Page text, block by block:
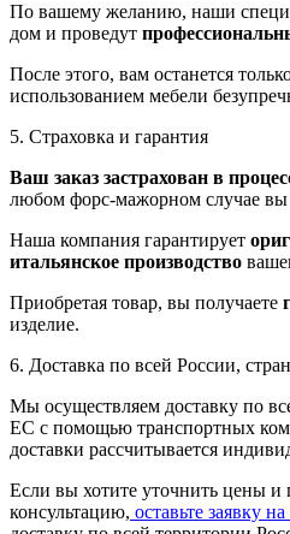
По вашему желанию, наши
дом и проведут
После этого, вам останется
использованием мебели
5. Страховка и гарантия
Ваш заказ застрахован в
любом форс-мажорном случае вы
Наша компания гарантирует
итальянское производство
Приобретая товар, вы получаете
изделие.
6. Доставка по всей России,
Мы осуществляем доставку по
ЕС с помощью транспортных
доставки рассчитывается
Если вы хотите уточнить цены
консультацию, оставьте заявку на